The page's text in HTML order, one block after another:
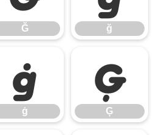
Ğ ğ
ġ
ġ
Ģ
Ģ